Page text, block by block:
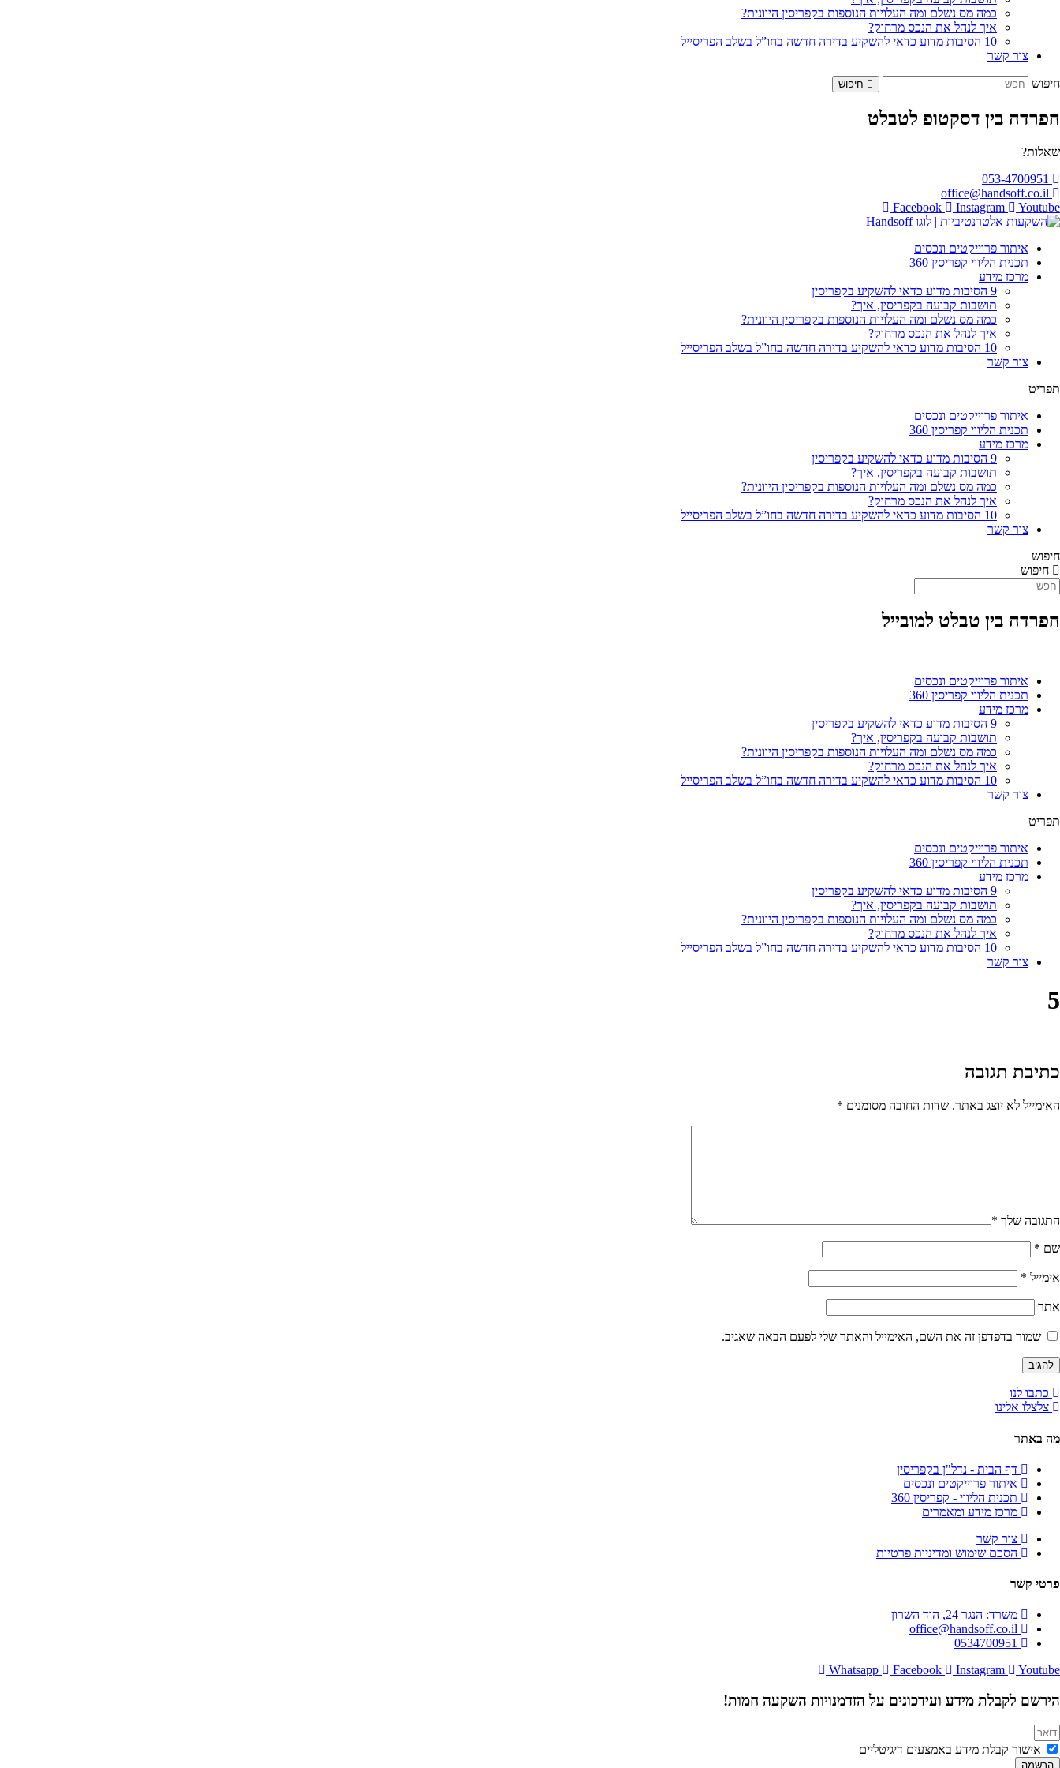
כמה מס נשלם ומה העלויות הנוספות בקפריסין היוונית?
איך לנהל את הנכס מרחוק?
10 הסיבות מדוע כדאי להשקיע בדירה חדשה בחו”ל בשלב הפריסייל
צור קשר
חיפוש חיפוש
הפרדה בין דסקטופ לטבלט
שאלות?
053-4700951
office@handsoff.co.il
Facebook
Instagram Youtube
איתור פרוייקטים ונכסים
תכנית הליווי קפריסין 360
מרכז מידע
9 הסיבות מדוע כדאי להשקיע בקפריסין
תושבות קבועה בקפריסין, איך?
כמה מס נשלם ומה העלויות הנוספות בקפריסין היוונית?
איך לנהל את הנכס מרחוק?
10 הסיבות מדוע כדאי להשקיע בדירה חדשה בחו”ל בשלב הפריסייל
צור קשר
תפריט
איתור פרוייקטים ונכסים
תכנית הליווי קפריסין 360
מרכז מידע
9 הסיבות מדוע כדאי להשקיע בקפריסין
תושבות קבועה בקפריסין, איך?
כמה מס נשלם ומה העלויות הנוספות בקפריסין היוונית?
איך לנהל את הנכס מרחוק?
10 הסיבות מדוע כדאי להשקיע בדירה חדשה בחו”ל בשלב הפריסייל
צור קשר
חיפוש
חיפוש
הפרדה בין טבלט למובייל
איתור פרוייקטים ונכסים
תכנית הליווי קפריסין 360
מרכז מידע
9 הסיבות מדוע כדאי להשקיע בקפריסין
תושבות קבועה בקפריסין, איך?
כמה מס נשלם ומה העלויות הנוספות בקפריסין היוונית?
איך לנהל את הנכס מרחוק?
10 הסיבות מדוע כדאי להשקיע בדירה חדשה בחו”ל בשלב הפריסייל
צור קשר
תפריט
איתור פרוייקטים ונכסים
תכנית הליווי קפריסין 360
מרכז מידע
9 הסיבות מדוע כדאי להשקיע בקפריסין
תושבות קבועה בקפריסין, איך?
כמה מס נשלם ומה העלויות הנוספות בקפריסין היוונית?
איך לנהל את הנכס מרחוק?
10 הסיבות מדוע כדאי להשקיע בדירה חדשה בחו”ל בשלב הפריסייל
צור קשר
5
כתיבת תגובה
האימייל לא יוצג באתר. שדות החובה מסומנים *
התגובה שלך *
שם *
אימייל *
אתר
שמור בדפדפן זה את השם, האימייל והאתר שלי לפעם הבאה שאגיב.
כתבו לנו
צלצלו אלינו
מה באתר
דף הבית - נדל"ן בקפריסין
איתור פרוייקטים ונכסים
תכנית הליווי - קפריסין 360
מרכז מידע ומאמרים
צור קשר
הסכם שימוש ומדיניות פרטיות
פרטי קשר
משרד: הנגר 24, הוד השרון
office@handsoff.co.il
0534700951
Whatsapp
Facebook Instagram Youtube
הירשם לקבלת מידע ועידכונים על הזדמנויות השקעה חמות!
אישור קבלת מידע באמצעים דיגיטליים
הרשמה